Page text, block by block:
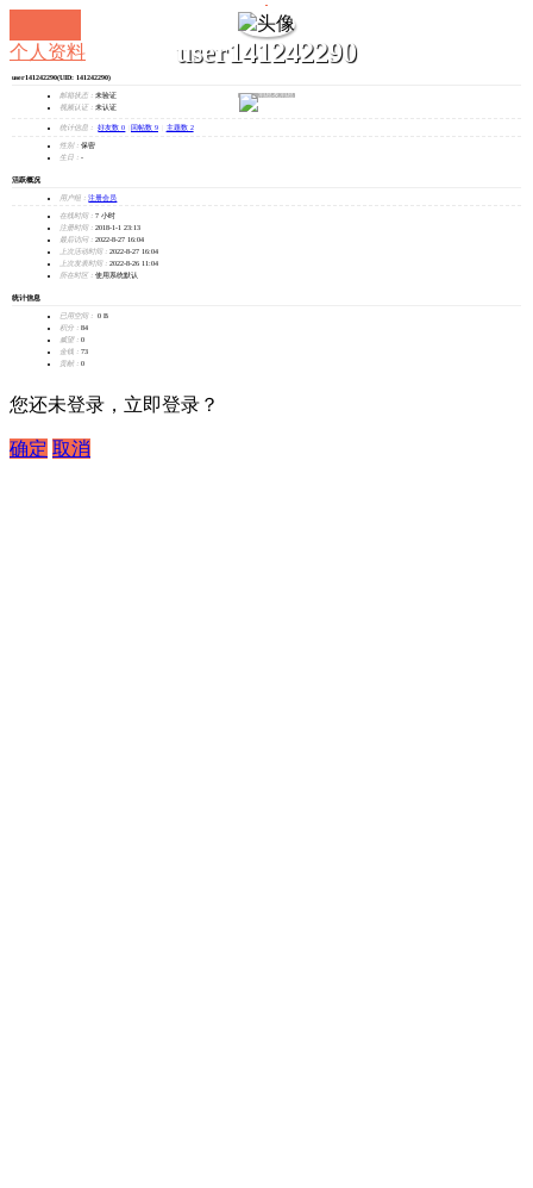
user141242290
发消息
个人资料
user141242290(UID: 141242290)
邮箱状态： 未验证
视频认证： 未认证
统计信息： 好友数 0 回帖数 9 主题数 2
性别： 保密
生日： -
活跃概况
用户组： 注册会员
在线时间： 7 小时
注册时间： 2018-1-1 23:13
最后访问： 2022-8-27 16:04
上次活动时间： 2022-8-27 16:04
上次发表时间： 2022-8-26 11:04
所在时区： 使用系统默认
统计信息
已用空间：
0 B
积分： 84
威望： 0
金钱： 73
贡献： 0
您还未登录，立即登录？
确定 取消